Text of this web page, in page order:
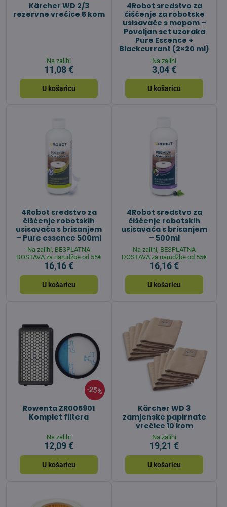
Kärcher WD 2/3
rezervne vrećice 5 kom
Na zalihi
11,08 €
U košaricu
4Robot sredstvo za
čišćenje za robotske
usisavače s mopom –
Povoljan set uzoraka
Pure Essence +
Blackcurrant (2×20 ml)
Na zalihi
3,04 €
U košaricu
4Robot sredstvo za
čišćenje robotskih
usisavača s brisanjem
– Pure essence 500ml
Na zalihi, BESPLATNA
DOSTAVA za narudžbe od 55€
16,16 €
U košaricu
4Robot sredstvo za
čišćenje robotskih
usisavača s brisanjem
– 500ml
Na zalihi, BESPLATNA
DOSTAVA za narudžbe od 55€
16,16 €
U košaricu
25%
Rowenta ZR005901
Komplet filtera
Na zalihi
12,09 €
U košaricu
Kärcher WD 3
zamjenske papirnate
vrećice 10 kom
Na zalihi
19,21 €
U košaricu